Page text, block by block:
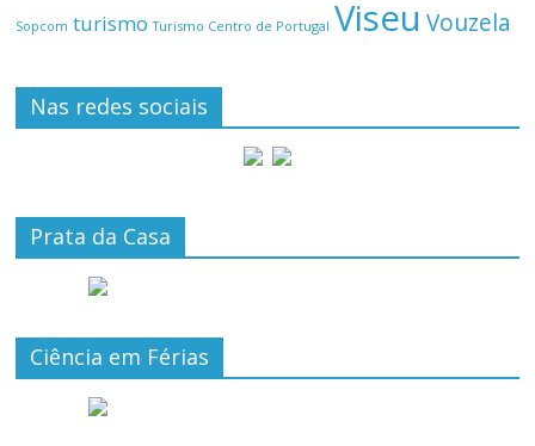
Sopcom turismo Turismo Centro de Portugal Viseu Vouzela
Nas redes sociais
Prata da Casa
Ciência em Férias